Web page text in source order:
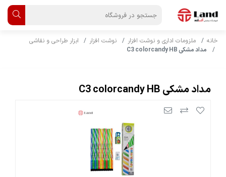
خانه ملزومات اداری و نوشت افزار نوشت افزار
ابزار طراحی و نقاشی
مداد مشکی C3 colorcandy HB
مداد مشکی C3 colorcandy HB